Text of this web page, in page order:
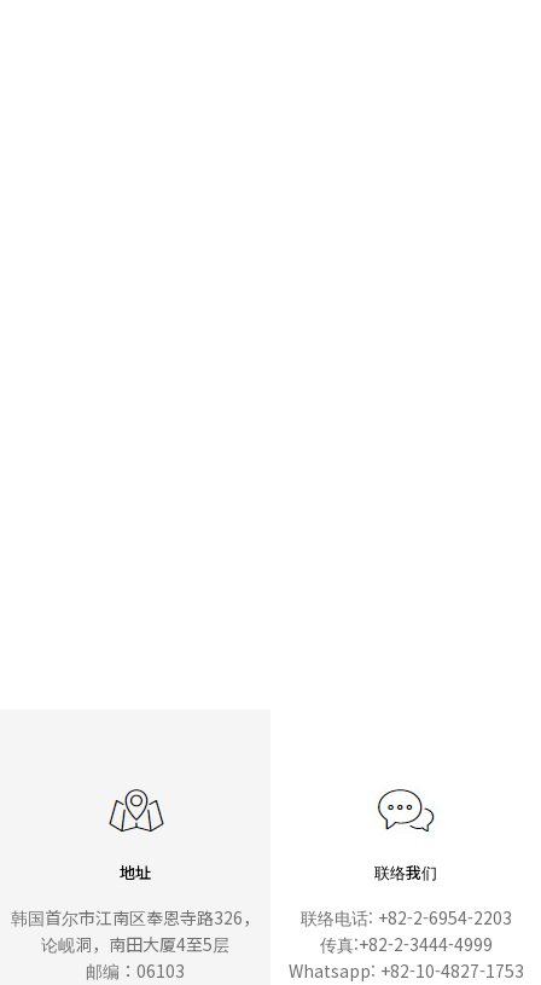
地址
韩国首尔市江南区奉恩寺路326，
论岘洞，南田大厦4至5层
邮编：06103
联络我们
联络电话: +82-2-6954-2203
传真:+82-2-3444-4999
Whatsapp: +82-10-4827-1753